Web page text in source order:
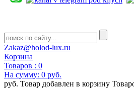
Zakaz@holod-lux.ru
Корзина
Товаров : 0
На сумму: 0 руб.
руб. Товар добавлен в корзину